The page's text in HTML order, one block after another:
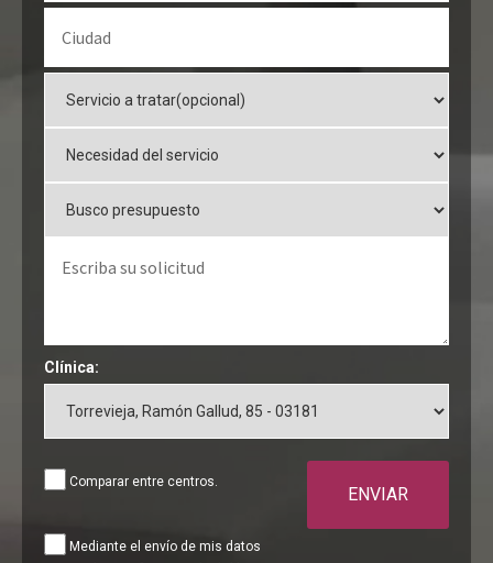
Clínica:
Comparar entre centros.
Mediante el envío de mis datos
ENVIAR